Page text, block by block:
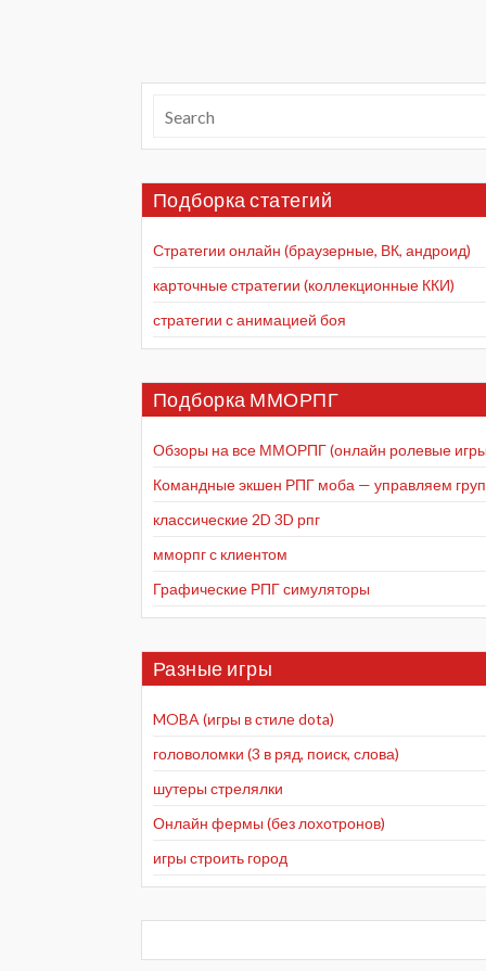
Подборка статегий
Стратегии онлайн (браузерные, ВК, андроид)
карточные стратегии (коллекционные ККИ)
стратегии с анимацией боя
Подборка ММОРПГ
Обзоры на все ММОРПГ (онлайн ролевые
Командные экшен РПГ моба — управляем
классические 2D 3D рпг
мморпг с клиентом
Графические РПГ симуляторы
Разные игры
MOBA (игры в стиле dota)
головоломки (3 в ряд, поиск, слова)
шутеры стрелялки
Онлайн фермы (без лохотронов)
игры строить город